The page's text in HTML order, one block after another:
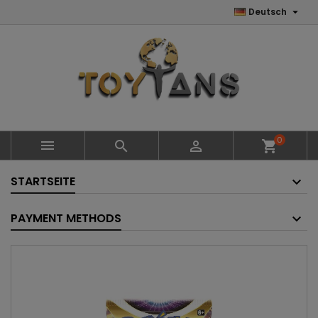
Deutsch 
   shopping_cart0
STARTSEITE
PAYMENT METHODS